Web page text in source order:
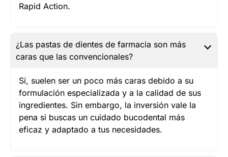
Rapid Action.
¿Las pastas de dientes de farmacia son más
caras que las convencionales?
Sí, suelen ser un poco más caras debido a su
formulación especializada y a la calidad de sus
ingredientes. Sin embargo, la inversión vale la
pena si buscas un cuidado bucodental más
eficaz y adaptado a tus necesidades.